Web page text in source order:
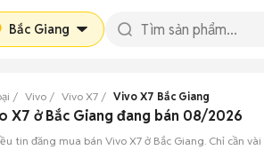
Bắc Giang
Vivo Vivo X7 Vivo X7 Bắc Giang
X7 ở Bắc Giang đang bán 08/2026
tin đăng mua bán Vivo X7 ở Bắc Giang. Chỉ cần